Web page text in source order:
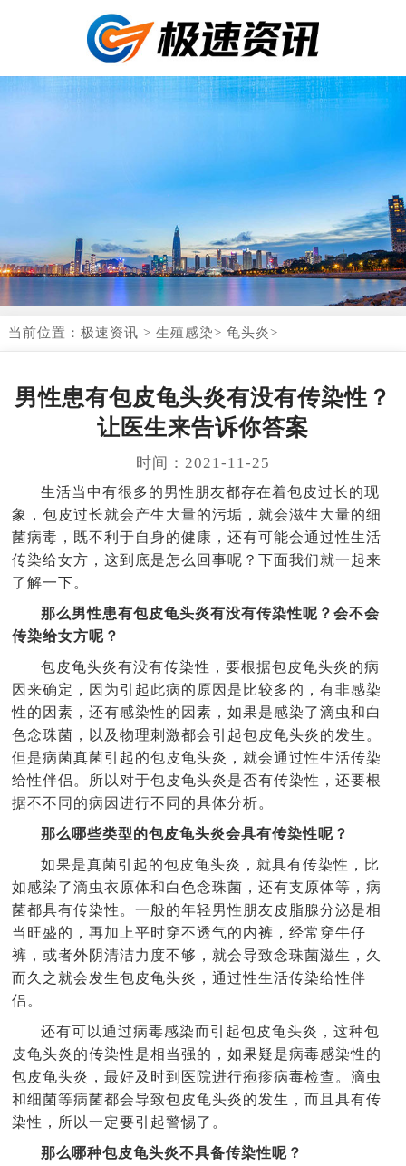
当前位置： 极速资讯 > 生殖感染> 龟头炎>
男性患有包皮龟头炎有没有传染性？
让医生来告诉你答案
时间：2021-11-25
生活当中有很多的男性朋友都存在着包皮过长的现
象，包皮过长就会产生大量的污垢，就会滋生大量的细
菌病毒，既不利于自身的健康，还有可能会通过性生活
传染给女方，这到底是怎么回事呢？下面我们就一起来
了解一下。
那么男性患有包皮龟头炎有没有传染性呢？会不会
传染给女方呢？
包皮龟头炎有没有传染性，要根据包皮龟头炎的病
因来确定，因为引起此病的原因是比较多的，有非感染
性的因素，还有感染性的因素，如果是感染了滴虫和白
色念珠菌，以及物理刺激都会引起包皮龟头炎的发生。
但是病菌真菌引起的包皮龟头炎，就会通过性生活传染
给性伴侣。所以对于包皮龟头炎是否有传染性，还要根
据不不同的病因进行不同的具体分析。
那么哪些类型的包皮龟头炎会具有传染性呢？
如果是真菌引起的包皮龟头炎，就具有传染性，比
如感染了滴虫衣原体和白色念珠菌，还有支原体等，病
菌都具有传染性。一般的年轻男性朋友皮脂腺分泌是相
当旺盛的，再加上平时穿不透气的内裤，经常穿牛仔
裤，或者外阴清洁力度不够，就会导致念珠菌滋生，久
而久之就会发生包皮龟头炎，通过性生活传染给性伴
侣。
还有可以通过病毒感染而引起包皮龟头炎，这种包
皮龟头炎的传染性是相当强的，如果疑是病毒感染性的
包皮龟头炎，最好及时到医院进行疱疹病毒检查。滴虫
和细菌等病菌都会导致包皮龟头炎的发生，而且具有传
染性，所以一定要引起警惕了。
那么哪种包皮龟头炎不具备传染性呢？